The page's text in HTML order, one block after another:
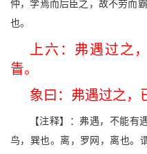
仲，学焉而后臣之，故不劳而
也。
上六：弗遇过之
眚。
象曰：弗遇过之，
【注释】：弗遇，不能有
鸟，巽也。离，罗网，离也。